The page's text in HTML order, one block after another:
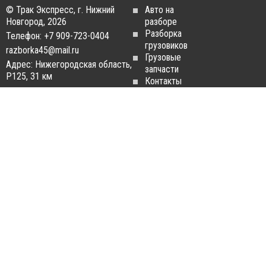
© Трак Экспресс, г. Нижний
Новгород, 2026
Телефон: +7 909-723-0404
razborka45@mail.ru
Адрес: Нижегородская область,
Р125, 31 км
Авто на
разборе
Разборка
грузовиков
Грузовые
запчасти
Контакты